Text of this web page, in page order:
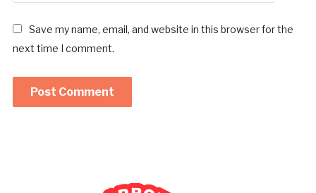
Save my name, email, and website in this browser for the
next time I comment.